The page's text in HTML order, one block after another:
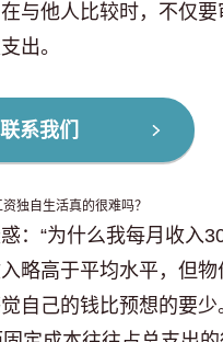
与他人比较时，不仅
出。
联系我们
独自生活真的很难吗？
：“为什么我每月收入
略高于平均水平，但
自己的钱比预想的要